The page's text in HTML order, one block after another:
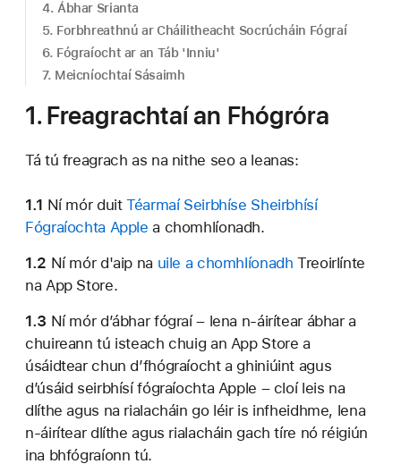
4. Ábhar Srianta
5. Forbhreathnú ar Cháilitheacht Socrúcháin Fógraí
6. Fógraíocht ar an Táb 'Inniu'
7. Meicníochtaí Sásaimh
1. Freagrachtaí an Fhógróra
Tá tú freagrach as na nithe seo a leanas:
1.1 Ní mór duitTéarmaí Seirbhíse Sheirbhísí
Fógraíochta Apple a chomhlíonadh.
1.2 Ní mór d'aip na uile a chomhlíonadh Treoirlínte
na App Store.
1.3 Ní mór d’ábhar fógraí – lena n-áirítear ábhar a
chuireann tú isteach chuig an App Store a
úsáidtear chun d’fhógraíocht a ghiniúint agus
d’úsáid seirbhísí fógraíochta Apple – cloí leis na
dlíthe agus na rialacháin go léir is infheidhme, lena
n-áirítear dlíthe agus rialacháin gach tíre nó réigiún
ina bhfógraíonn tú.